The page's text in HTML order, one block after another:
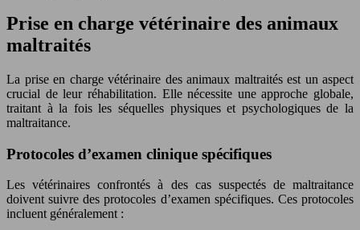
Prise en charge vétérinaire des animaux
maltraités
La prise en charge vétérinaire des animaux maltraités est un aspect
crucial de leur réhabilitation. Elle nécessite une approche globale,
traitant à la fois les séquelles physiques et psychologiques de la
maltraitance.
Protocoles d’examen clinique spécifiques
Les vétérinaires confrontés à des cas suspectés de maltraitance
doivent suivre des protocoles d’examen spécifiques. Ces protocoles
incluent généralement :